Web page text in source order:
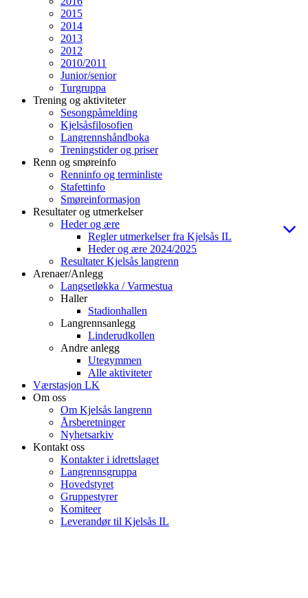
2015
2014
2013
2012
2010/2011
Junior/senior
Turgruppa
Trening og aktiviteter
Sesongpåmelding
Kjelsåsfilosofien
Langrennshåndboka
Treningstider og priser
Renn og smøreinfo
Renninfo og terminliste
Stafettinfo
Smøreinformasjon
Resultater og utmerkelser
Heder og ære
Regler utmerkelser fra Kjelsås IL
Heder og ære 2024/2025
Resultater Kjelsås langrenn
Arenaer/Anlegg
Langsetløkka / Varmestua
Haller
Stadionhallen
Langrennsanlegg
Linderudkollen
Andre anlegg
Utegymmen
Alle aktiviteter
Værstasjon LK
Om oss
Om Kjelsås langrenn
Årsberetninger
Nyhetsarkiv
Kontakt oss
Kontakter i idrettslaget
Langrennsgruppa
Hovedstyret
Gruppestyrer
Komiteer
Leverandør til Kjelsås IL